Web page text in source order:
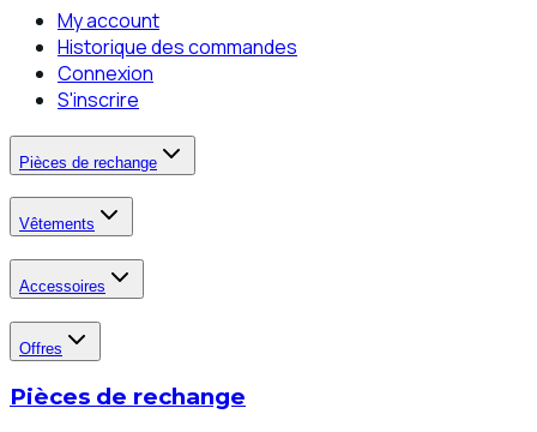
My account
Historique des commandes
Connexion
S'inscrire
Pièces de rechange
Vêtements
Accessoires
Offres
Pièces de rechange